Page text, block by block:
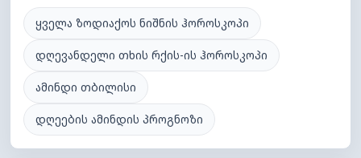
ყველა ზოდიაქოს ნიშნის ჰოროსკოპი
დღევანდელი თხის რქის-ის ჰოროსკოპი
ამინდი თბილისი
დღეების ამინდის პროგნოზი